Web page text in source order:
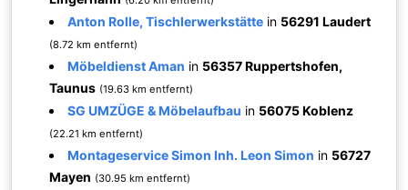
Anton Rolle, Tischlerwerkstätte in 56291 Laudert
(8.72 km entfernt)
Möbeldienst Aman in 56357 Ruppertshofen,
Taunus (19.63 km entfernt)
SG UMZÜGE & Möbelaufbau in 56075 Koblenz
(22.21 km entfernt)
Montageservice Simon Inh. Leon Simon in 56727
Mayen (30.95 km entfernt)